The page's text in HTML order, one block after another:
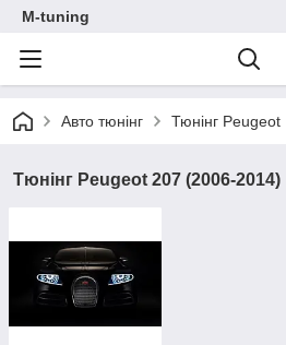
M-tuning
Авто тюнінг Тюнінг Peugeot
Тюнінг Peugeot 207 (2006-2014)